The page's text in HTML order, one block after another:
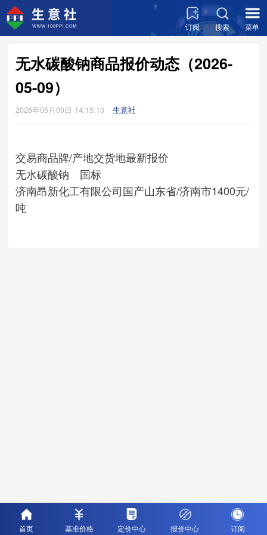
订阅 搜索 菜单
无水碳酸钠商品报价动态（2026-
05-09）
2026年05月09日 14:15:10 生意社
交易商品牌/产地交货地最新报价
无水碳酸钠 国标
济南昂新化工有限公司国产山东省/济南市1400元/
吨
首页 基准价格 定价中心 报价中心 订阅